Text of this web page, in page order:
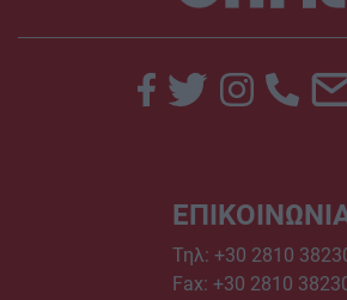
Τηλ: +30 2810
Fax: +30 2810